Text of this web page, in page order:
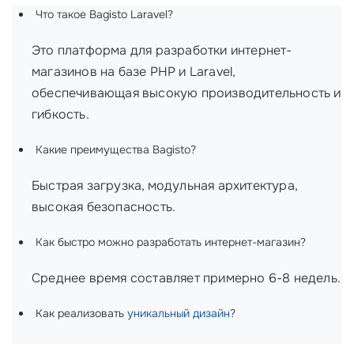
Что такое Bagisto Laravel?
Это платформа для разработки интернет-
магазинов на базе PHP и Laravel,
обеспечивающая высокую производительность и
гибкость.
Какие преимущества Bagisto?
Быстрая загрузка, модульная архитектура,
высокая безопасность.
Как быстро можно разработать интернет-магазин?
Среднее время составляет примерно 6-8 недель.
Как реализовать уникальный дизайн?